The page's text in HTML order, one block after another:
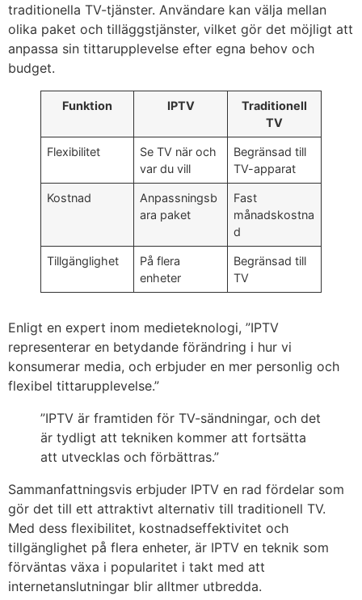
traditionella TV-tjänster. Användare kan välja mellan
olika paket och tilläggstjänster, vilket gör det möjligt att
anpassa sin tittarupplevelse efter egna behov och
budget.
Funktion IPTV
Traditionell
TV
Flexibilitet
Se TV när och
var du vill
Begränsad till
TV-apparat
Kostnad
Anpassningsb
ara paket
Fast
månadskostna
d
Tillgänglighet
På flera
enheter
Begränsad till
TV
Enligt en expert inom medieteknologi, ”IPTV
representerar en betydande förändring i hur vi
konsumerar media, och erbjuder en mer personlig och
flexibel tittarupplevelse.”
”IPTV är framtiden för TV-sändningar, och det
är tydligt att tekniken kommer att fortsätta
att utvecklas och förbättras.”
Sammanfattningsvis erbjuder IPTV en rad fördelar som
gör det till ett attraktivt alternativ till traditionell TV.
Med dess flexibilitet, kostnadseffektivitet och
tillgänglighet på flera enheter, är IPTV en teknik som
förväntas växa i popularitet i takt med att
internetanslutningar blir alltmer utbredda.